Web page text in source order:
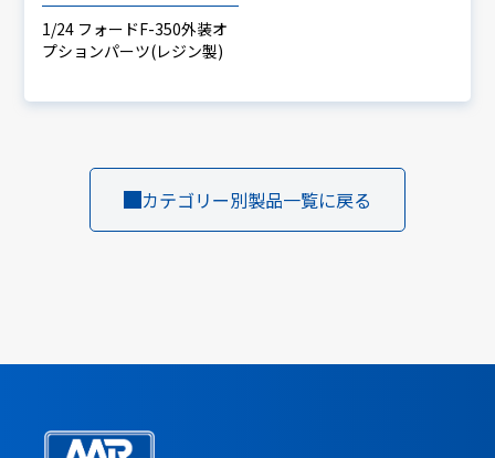
1/24 フォードF-350外装オ
プションパーツ(レジン製)
カテゴリー別製品一覧に戻る